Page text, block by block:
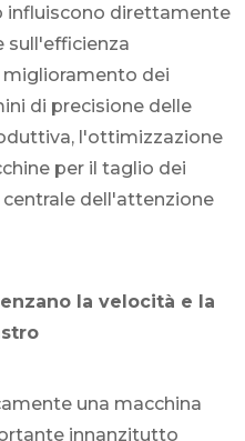
influiscono direttamente
sull'efficienza
dei
di precisione delle
l'ottimizzazione
per il taglio dei
dell'attenzione
la velocità e la
una macchina
innanzitutto